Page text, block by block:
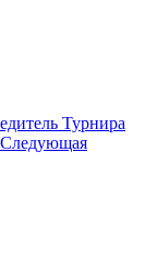
Турнира
Следующая